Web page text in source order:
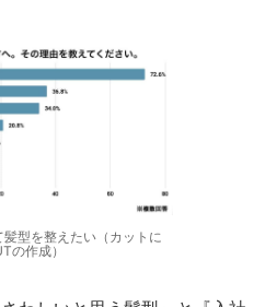
髪型を整えたい（カットに
の作成）